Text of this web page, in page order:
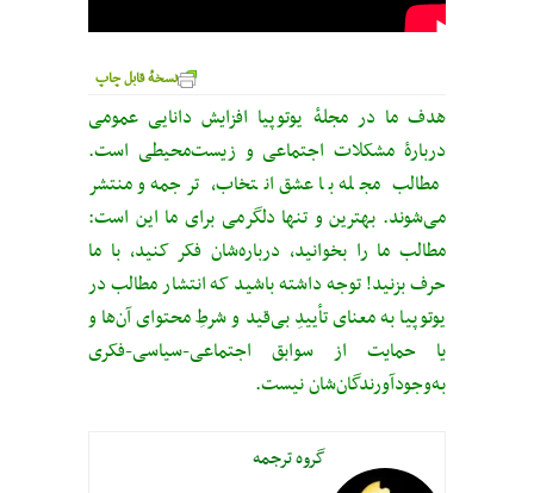
نسخهٔ قابل چاپ
هدف ما در مجلهٔ یوتوپیا افزایش دانایی عمومی
دربارهٔ مشکلات اجتماعی و زیست‌محیطی است.
مطالب مجله با عشق انتخاب، ترجمه و منتشر
می‌شوند. بهترین و تنها دلگرمی برای ما این است:
مطالب ما را بخوانید، درباره‌شان فکر کنید، با ما
حرف بزنید! توجه داشته باشید که انتشار مطالب در
یوتوپیا به معنای تأییدِ بی‌قید‌ و شرطِ محتوای آن‌ها و
یا حمایت از سوابق اجتماعی-سیاسی-فکری
به‌وجودآورندگان‌شان نیست.
گروه ترجمه